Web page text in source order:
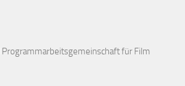
Programmarbeitsgemeinschaft für Film